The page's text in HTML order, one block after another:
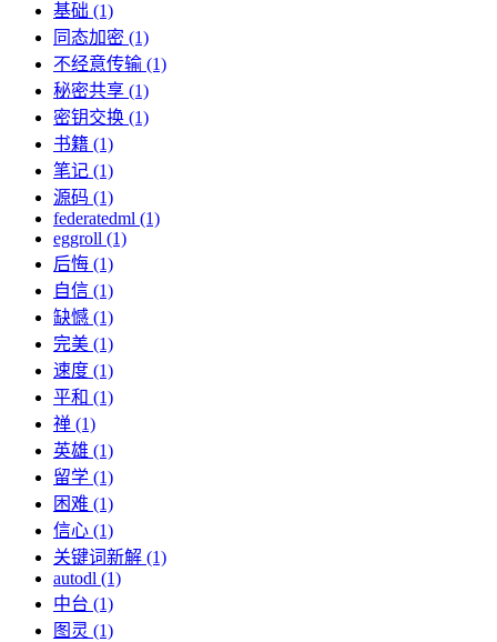
基础 (1)
同态加密 (1)
不经意传输 (1)
秘密共享 (1)
密钥交换 (1)
书籍 (1)
笔记 (1)
源码 (1)
federatedml (1)
eggroll (1)
后悔 (1)
自信 (1)
缺憾 (1)
完美 (1)
速度 (1)
平和 (1)
禅 (1)
英雄 (1)
留学 (1)
困难 (1)
信心 (1)
关键词新解 (1)
autodl (1)
中台 (1)
图灵 (1)